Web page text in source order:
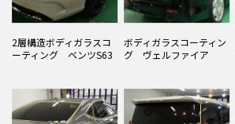
2層構造ボディガラスコ
ーティング ベンツS63
ボディガラスコーティン
グ ヴェルファイア